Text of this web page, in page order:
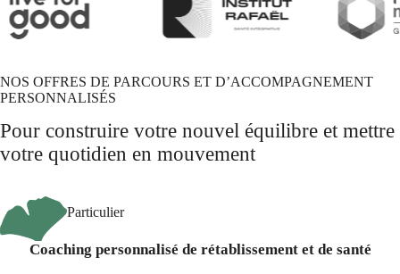
NOS OFFRES DE PARCOURS ET D’ACCOMPAGNEMENT
PERSONNALISÉS
Pour construire votre nouvel équilibre et mettre
votre quotidien en mouvement
Particulier
Coaching personnalisé de rétablissement et de santé